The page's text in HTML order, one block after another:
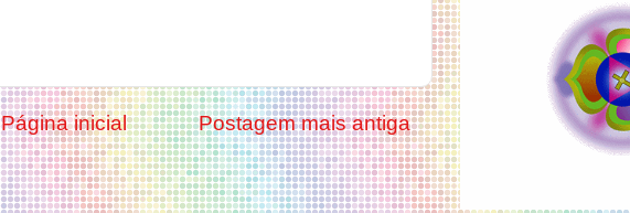
Postagem mais antiga
Página inicial